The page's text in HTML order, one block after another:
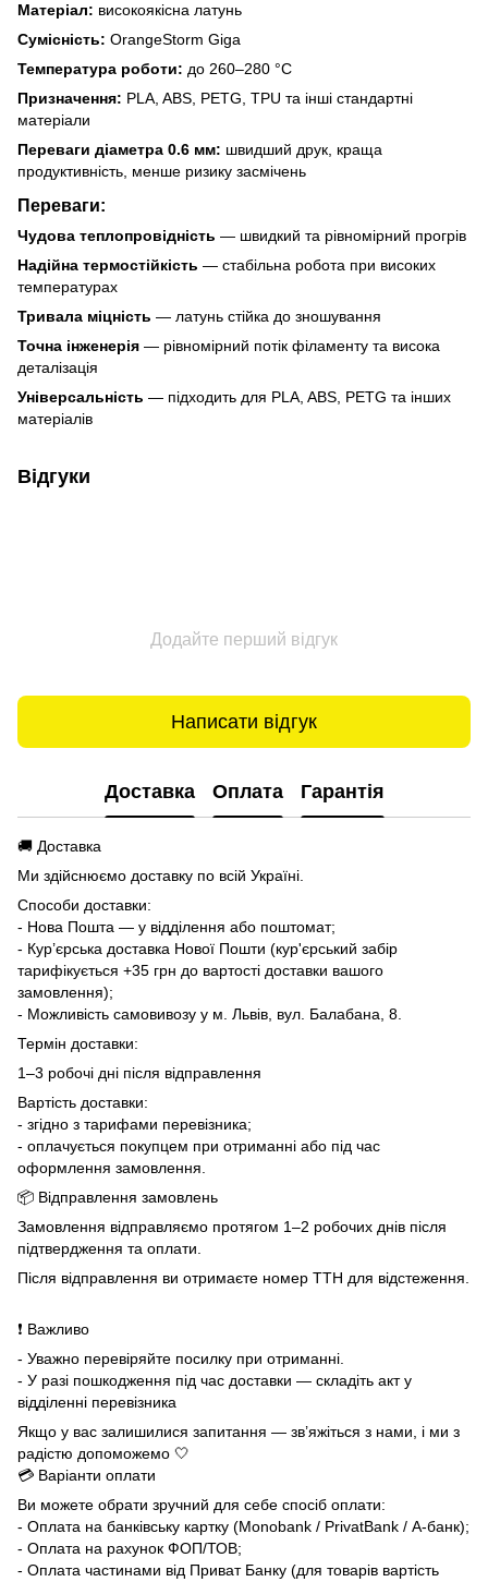
Матеріал: високоякісна латунь
Сумісність: OrangeStorm Giga
Температура роботи: до 260–280 °C
Призначення: PLA, ABS, PETG, TPU та інші стандартні
матеріали
Переваги діаметра 0.6 мм: швидший друк, краща
продуктивність, менше ризику засмічень
Переваги:
Чудова теплопровідність — швидкий та рівномірний прогрів
Надійна термостійкість — стабільна робота при високих
температурах
Тривала міцність — латунь стійка до зношування
Точна інженерія — рівномірний потік філаменту та висока
деталізація
Універсальність — підходить для PLA, ABS, PETG та інших
матеріалів
Відгуки
Додайте перший відгук
Написати відгук
Доставка Оплата Гарантія
🚚 Доставка
Ми здійснюємо доставку по всій Україні.
Способи доставки:
- Нова Пошта — у відділення або поштомат;
- Кур’єрська доставка Нової Пошти (кур'єрський забір
тарифікується +35 грн до вартості доставки вашого
замовлення);
- Можливість самовивозу у м. Львів, вул. Балабана, 8.
Термін доставки:
1–3 робочі дні після відправлення
Вартість доставки:
- згідно з тарифами перевізника;
- оплачується покупцем при отриманні або під час
оформлення замовлення.
📦 Відправлення замовлень
Замовлення відправляємо протягом 1–2 робочих днів після
підтвердження та оплати.
Після відправлення ви отримаєте номер ТТН для відстеження.
❗ Важливо
- Уважно перевіряйте посилку при отриманні.
- У разі пошкодження під час доставки — складіть акт у
відділенні перевізника
Якщо у вас залишилися запитання — зв’яжіться з нами, і ми з
радістю допоможемо 🤍
💳 Варіанти оплати
Ви можете обрати зручний для себе спосіб оплати:
- Оплата на банківську картку (Monobank / PrivatBank / А-банк);
- Оплата на рахунок ФОП/ТОВ;
- Оплата частинами від Приват Банку (для товарів вартість